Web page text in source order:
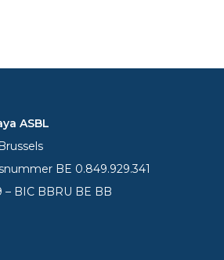
ASBL
BE 0.849.929.341
– BIC BBRU BE BB